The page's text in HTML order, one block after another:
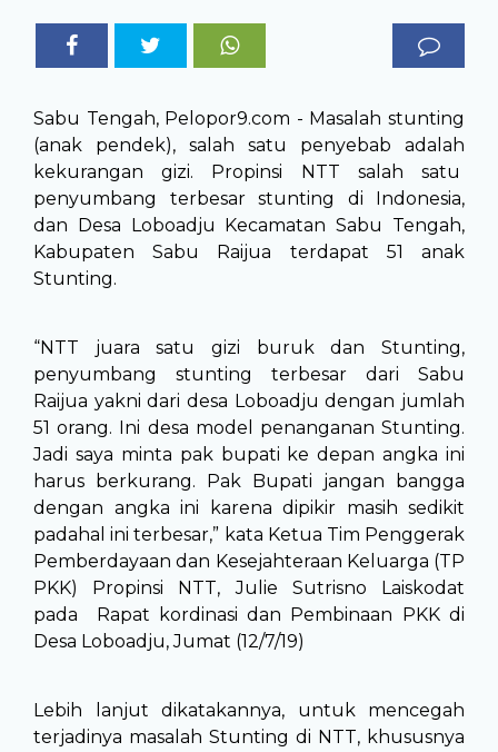
Sabu Tengah, Pelopor9.com - Masalah stunting
(anak pendek), salah satu penyebab adalah
kekurangan gizi. Propinsi NTT salah satu
penyumbang terbesar stunting di Indonesia,
dan Desa Loboadju Kecamatan Sabu Tengah,
Kabupaten Sabu Raijua terdapat 51 anak
Stunting.
“NTT juara satu gizi buruk dan Stunting,
penyumbang stunting terbesar dari Sabu
Raijua yakni dari desa Loboadju dengan jumlah
51 orang. Ini desa model penanganan Stunting.
Jadi saya minta pak bupati ke depan angka ini
harus berkurang. Pak Bupati jangan bangga
dengan angka ini karena dipikir masih sedikit
padahal ini terbesar,” kata Ketua Tim Penggerak
Pemberdayaan dan Kesejahteraan Keluarga (TP
PKK) Propinsi NTT, Julie Sutrisno Laiskodat
pada Rapat kordinasi dan Pembinaan PKK di
Desa Loboadju, Jumat (12/7/19)
Lebih lanjut dikatakannya, untuk mencegah
terjadinya masalah Stunting di NTT, khususnya